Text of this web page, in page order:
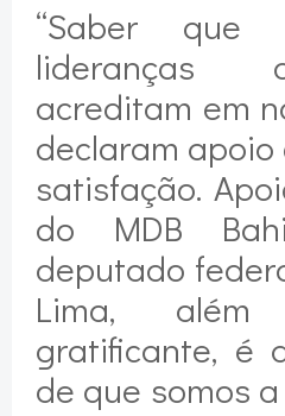
“Saber que
lideranças
acreditam em
declaram
satisfação.
do MDB
deputado
Lima,
gratificante, é
de que somos